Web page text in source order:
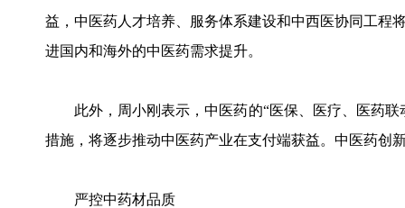
益，中医药人才培养、服务体系建设和中西医协同工程
进国内和海外的中医药需求提升。
此外，周小刚表示，中医药的“医保、医疗、医药联
措施，将逐步推动中医药产业在支付端获益。中医药创
严控中药材品质